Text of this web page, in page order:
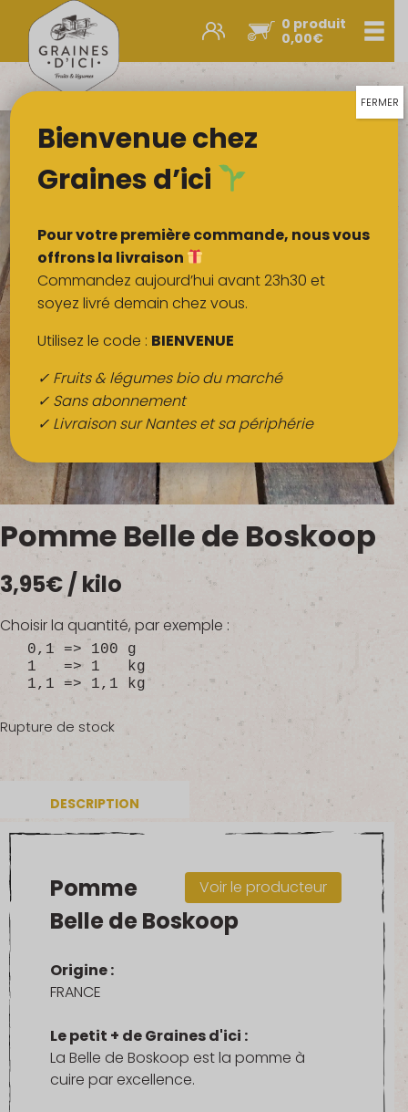
0 produit
0,00€
Promos et nouveautés
Légumes & œufs
Fruits
Viandes
Boulangerie
Crémerie
Poissons
Épicerie sucrée
Épices
Boissons
QUI SOMMES-NOUS ?
FRUITS BIO AU BUREAU
NOS PRODUCTEURS
NOS MARCHÉS
Pomme Belle de Boskoop
3,95€/ kilo
Choisir la quantité, par exemple :
0,1 => 100 g
1 => 1 kg
1,1 => 1,1 kg
Rupture de stock
DESCRIPTION
Voir le producteur
Pomme
Belle de Boskoop
Origine :
FRANCE
Le petit + de Graines d'ici :
La Belle de Boskoop est la pomme à
cuire par excellence.
Bienvenue chez
Graines d’ici
Pour votre première commande, nous vous
offrons la livraison
Commandez aujourd’hui avant 23h30 et
soyez livré demain chez vous.
Utilisez le code : BIENVENUE
✓ Fruits & légumes bio du marché
✓ Sans abonnement
✓ Livraison sur Nantes et sa périphérie
FERMER